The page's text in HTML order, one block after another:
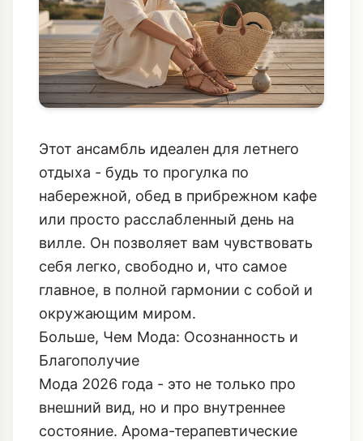
Этот ансамбль идеален для летнего
отдыха - будь то прогулка по
набережной, обед в прибрежном кафе
или просто расслабленный день на
вилле. Он позволяет вам чувствовать
себя легко, свободно и, что самое
главное, в полной гармонии с собой и
окружающим миром.
Больше, Чем Мода: Осознанность и
Благополучие
Мода 2026 года - это не только про
внешний вид, но и про внутреннее
состояние. Арома-терапевтические